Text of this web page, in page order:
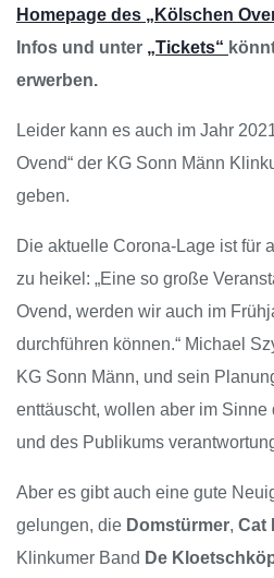
Homepage des „Kölschen
Infos und unter „Tickets“
erwerben.
Leider kann es auch im Jahr
Ovend“ der KG Sonn Männ
geben.
Die aktuelle Corona-Lage ist für
zu heikel: „Eine so große
Ovend, werden wir auch im
durchführen können.“ Michael
KG Sonn Männ, und sein
enttäuscht, wollen aber im Sinne
und des Publikums
Aber es gibt auch eine gute
gelungen, die Domstürmer, Cat
Klinkumer Band De